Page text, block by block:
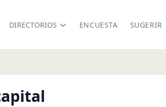
DIRECTORIOS ENCUESTA SUGERIR